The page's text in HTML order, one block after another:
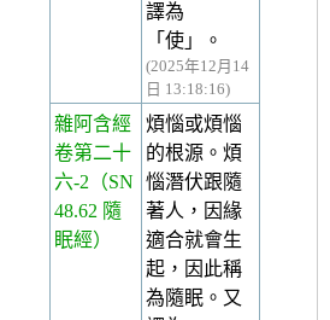
譯為
「使」。
(2025年12月14
日 13:18:16)
雜阿含經
卷第二十
六-2 （SN
48.62 隨
眠經）
煩惱或煩惱
的根源。煩
惱潛伏跟隨
著人，因緣
適合就會生
起，因此稱
為隨眠。又